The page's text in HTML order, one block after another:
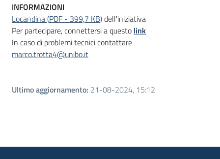
INFORMAZIONI
Locandina(PDF - 399,7 KB)dell'iniziativa
Per partecipare, connettersi a questo link
In caso di problemi tecnici contattare
marco.trotta4@unibo.it
Ultimo aggiornamento: 21-08-2024, 15:12